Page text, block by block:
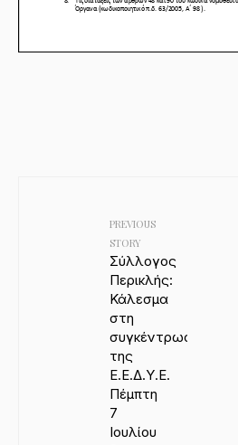
PREVIOUS
STORY
Σύλλογος
Περικλής:
Κάλεσμα
στη
συγκέντρωση
της
Ε.Ε.Δ.Υ.Ε.
Πέμπτη
7
Ιουλίου